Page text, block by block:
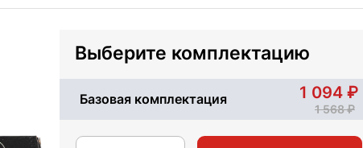
Выберите комплектацию
Базовая комплектация 1 094
1 568